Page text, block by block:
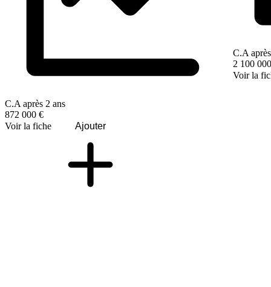
C.A après 2 ans
872 000 €
Voir la fiche
Ajouter
C.A
2 100
Voir la